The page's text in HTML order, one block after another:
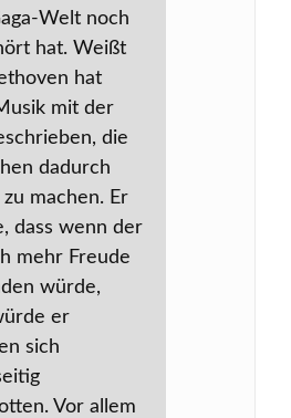
Welt noch
hat. Weißt
hat
mit der
die
dadurch
zu machen. Er
dass wenn der
mehr Freude
würde,
er
sich
Vor allem